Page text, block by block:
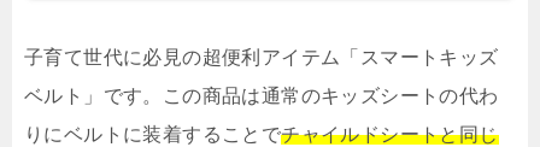
子育て世代に必見の超便利アイテム「スマートキッズ
ベルト」です。この商品は通常のキッズシートの代わ
りにベルトに装着することでチャイルドシートと同じ